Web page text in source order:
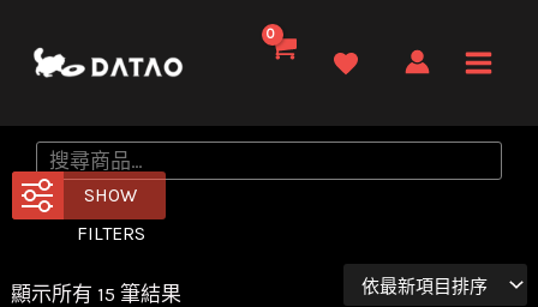
要
內
Menu
搜
尋
SHOW
FILTERS
顯示所有 15 筆結果